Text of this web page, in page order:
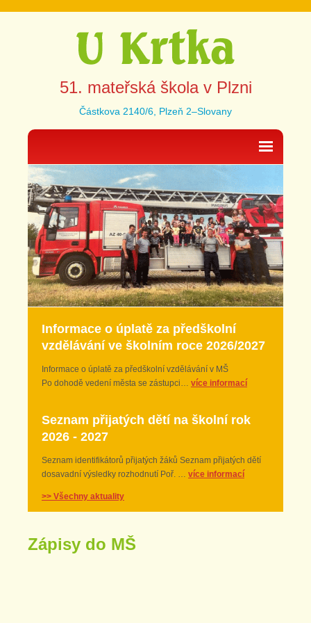
51. mateřská škola v Plzni
Částkova 2140/6, Plzeň 2–Slovany
Informace o úplatě za předškolní
vzdělávání ve školním roce 2026/2027
Informace o úplatě za předškolní vzdělávání v MŠ
Po dohodě vedení města se zástupci… více informací
Seznam přijatých dětí na školní rok
2026 - 2027
Seznam identifikátorů přijatých žáků Seznam přijatých dětí
dosavadní výsledky rozhodnutí Poř. … více informací
>> Všechny aktuality
Zápisy do MŠ